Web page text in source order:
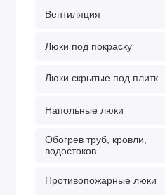
Вентиляция
Люки под покраску
Люки скрытые под плитк
Напольные люки
Обогрев труб, кровли,
водостоков
Противопожарные люки